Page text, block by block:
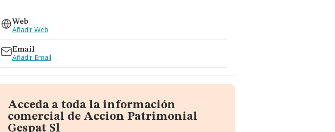
913853939
Web
Añadir Web
Email
Añadir Email
Acceda a toda la información
comercial de Accion Patrimonial
Gespat Sl